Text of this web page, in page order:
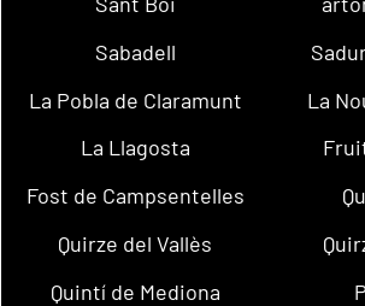
Sabadell
La Pobla de Claramunt
La
La Llagosta
Fost de Campsentelles
Quirze del Vallès
Quintí de Mediona